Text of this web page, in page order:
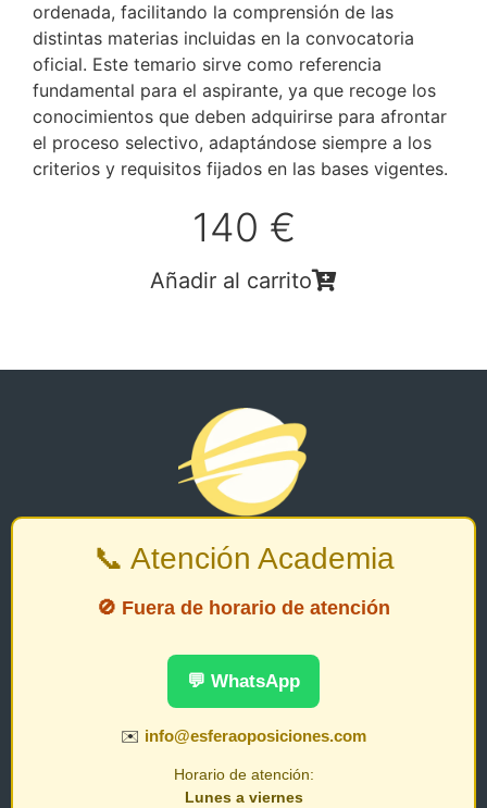
ordenada, facilitando la comprensión de las
distintas materias incluidas en la convocatoria
oficial. Este temario sirve como referencia
fundamental para el aspirante, ya que recoge los
conocimientos que deben adquirirse para afrontar
el proceso selectivo, adaptándose siempre a los
criterios y requisitos fijados en las bases vigentes.
140 €
Añadir al carrito
📞 Atención Academia
🚫 Fuera de horario de atención
💬 WhatsApp
✉️ info@esferaoposiciones.com
Horario de atención:
Lunes a viernes